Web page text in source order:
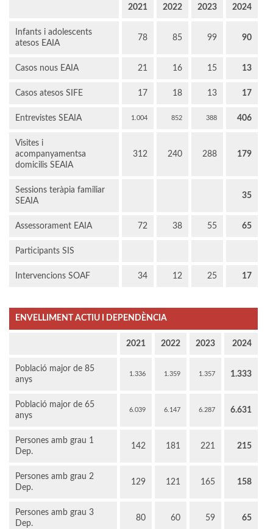
2021 2022 2023 2024
Infants i adolescents
atesos EAIA
78 85 99 90
Casos nous EAIA 21 16 15 13
Casos atesos SIFE 17 18 13 17
Entrevistes SEAIA 1.004 852 388 406
Visites i
acompanyamentsa
domicilis SEAIA
312 240 288 179
Sessions teràpia familiar
SEAIA
35
Assessorament EAIA 72 38 55 65
Participants SIS
Intervencions SOAF 34 12 25 17
ENVELLIMENT ACTIU I DEPENDÈNCIA
2021 2022 2023 2024
Població major de 85
anys
1.336 1.359 1.357 1.333
Població major de 65
anys
6.039 6.147 6.287 6.631
Persones amb grau 1
Dep.
142 181 221 215
Persones amb grau 2
Dep.
129 121 165 158
Persones amb grau 3
Dep.
80 60 59 65